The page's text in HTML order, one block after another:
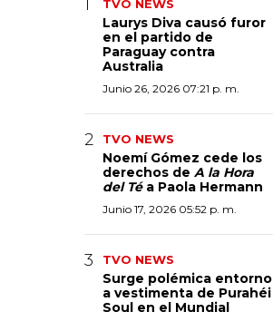
TVO NEWS
Laurys Diva causó furor
en el partido de
Paraguay contra
Australia
Junio 26, 2026 07:21 p. m.
TVO NEWS
Noemí Gómez cede los
derechos de A la Hora
del Té a Paola Hermann
Junio 17, 2026 05:52 p. m.
TVO NEWS
Surge polémica entorno
a vestimenta de Purahéi
Soul en el Mundial